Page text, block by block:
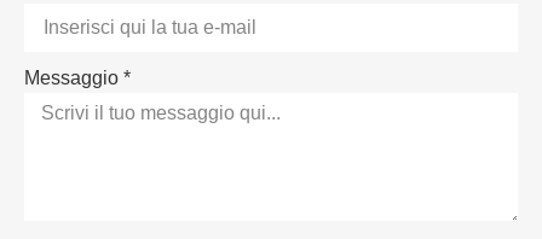
Messaggio *